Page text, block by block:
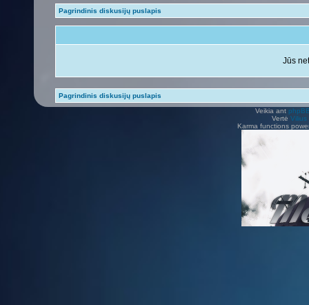
Pagrindinis diskusijų puslapis
Jūs
Pagrindinis diskusijų puslapis
Veikia ant
Vertė Vilius
Karma functions